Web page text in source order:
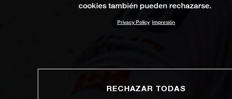
cookies también pueden rechazarse.
Privacy Policy Impresión
RECHAZAR TODAS